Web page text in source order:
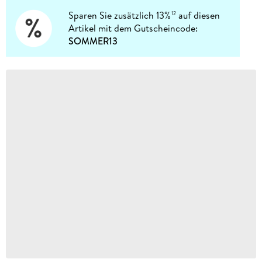
Sparen Sie zusätzlich 13%12 auf diesen
Artikel mit dem Gutscheincode:
SOMMER13